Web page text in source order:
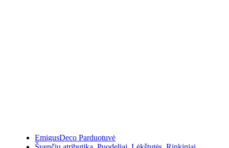
EmigusDeco Parduotuvė